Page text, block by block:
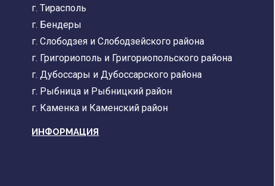
г. Тирасполь
г. Бендеры
г. Слободзея и Слободзейского района
г. Григориополь и Григориопольского района
г. Дубоссары и Дубоссарского района
г. Рыбница и Рыбницкий район
г. Каменка и Каменский район
ИНФОРМАЦИЯ